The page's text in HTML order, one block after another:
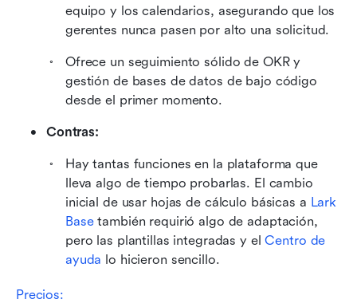
equipo y los calendarios, asegurando que los
gerentes nunca pasen por alto una solicitud.
Ofrece un seguimiento sólido de OKR y
gestión de bases de datos de bajo código
desde el primer momento.
Contras:
Hay tantas funciones en la plataforma que
lleva algo de tiempo probarlas. El cambio
inicial de usar hojas de cálculo básicas a Lark
Base también requirió algo de adaptación,
pero las plantillas integradas y el Centro de
ayuda lo hicieron sencillo.
Precios: